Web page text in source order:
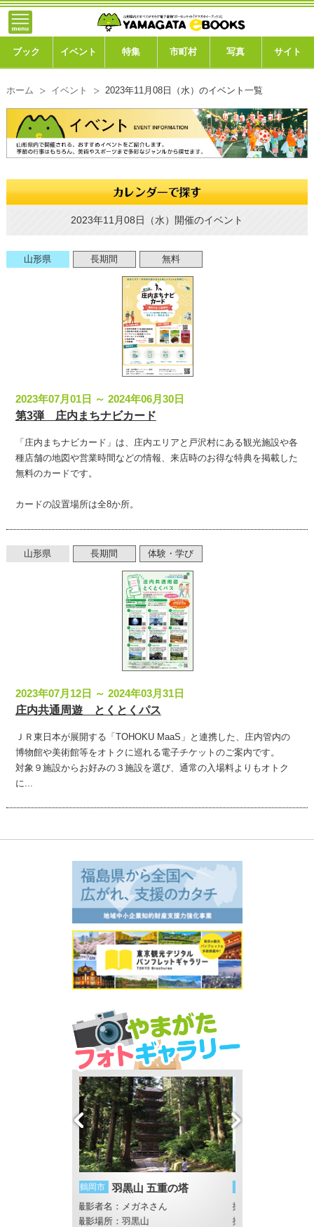
ブック イベント 特集 市町村 写真 サイト
ホーム イベント 2023年11月08日（水）のイベント一覧
2023年11月08日（水）開催のイベント
山形県 長期間 無料
2023年07月01日 ～ 2024年06月30日
第3弾 庄内まちナビカード
「庄内まちナビカード」は、庄内エリアと戸沢村にある観光施設や各
種店舗の地図や営業時間などの情報、来店時のお得な特典を掲載した
無料のカードです。
カードの設置場所は全8か所。
山形県 長期間 体験・学び
2023年07月12日 ～ 2024年03月31日
庄内共通周遊 とくとくパス
ＪＲ東日本が展開する「TOHOKU MaaS」と連携した、庄内管内の
博物館や美術館等をオトクに巡れる電子チケットのご案内です。
対象９施設からお好みの３施設を選び、通常の入場料よりもオトク
に...
山形市 山寺
撮影者名：ことことコーンスープ
撮影場所：山寺
トップ
ブック
特集
市町村
写真ギャラリー
掲載の方法
掲載規約
個人情報保護方針
動作環境
リンク集